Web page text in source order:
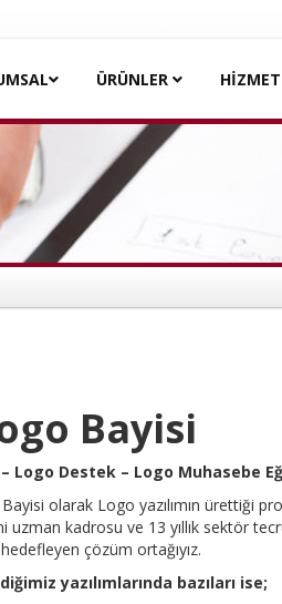
ÜRÜNLER
Bayisi
Logo Destek – Logo Muhasebe
olarak Logo yazılımın ürettiği
kadrosu ve 13 yıllık sektör
çözüm ortağıyız.
yazılımlarında bazıları ise;